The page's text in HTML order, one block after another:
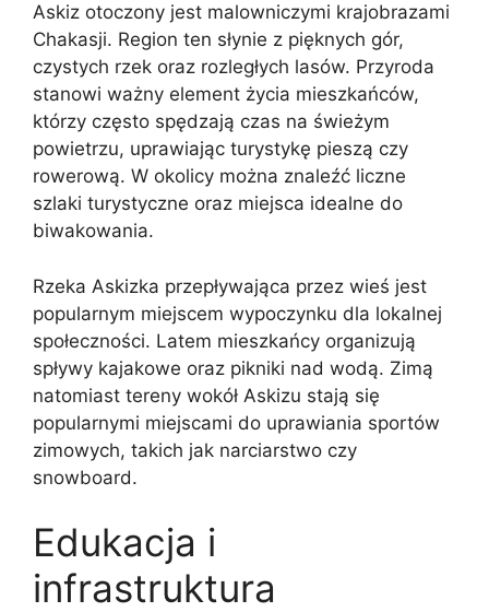
Askiz otoczony jest malowniczymi krajobrazami
Chakasji. Region ten słynie z pięknych gór,
czystych rzek oraz rozległych lasów. Przyroda
stanowi ważny element życia mieszkańców,
którzy często spędzają czas na świeżym
powietrzu, uprawiając turystykę pieszą czy
rowerową. W okolicy można znaleźć liczne
szlaki turystyczne oraz miejsca idealne do
biwakowania.
Rzeka Askizka przepływająca przez wieś jest
popularnym miejscem wypoczynku dla lokalnej
społeczności. Latem mieszkańcy organizują
spływy kajakowe oraz pikniki nad wodą. Zimą
natomiast tereny wokół Askizu stają się
popularnymi miejscami do uprawiania sportów
zimowych, takich jak narciarstwo czy
snowboard.
Edukacja i
infrastruktura